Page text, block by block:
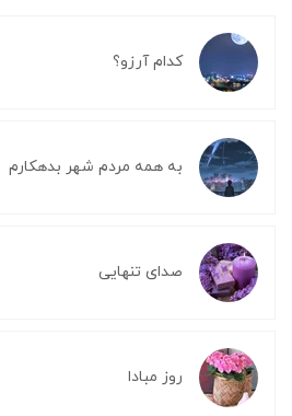
کدام آرزو؟
به همه مردم شهر بدهکارم
صدای تنهایی
روز مبادا